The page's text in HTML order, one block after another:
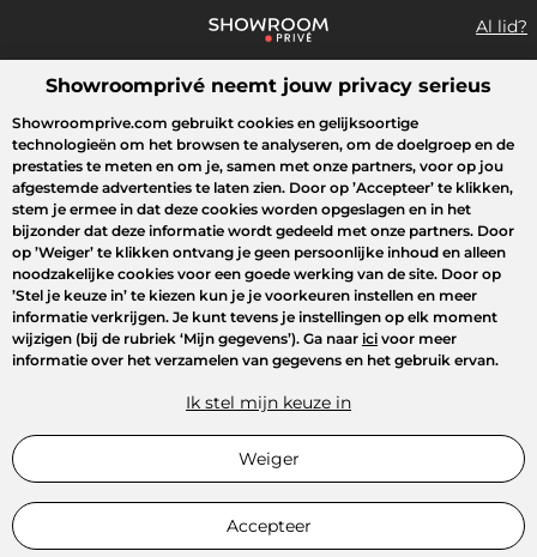
Al lid?
Wat zoek je?
Overzicht sales Sport Fashion Kids Beauty Lifestyle
Showroomprivé neemt jouw privacy serieus
Showroomprive.com gebruikt cookies en gelijksoortige
technologieën om het browsen te analyseren, om de doelgroep en de
prestaties te meten en om je, samen met onze partners, voor op jou
afgestemde advertenties te laten zien. Door op ’Accepteer’ te klikken,
stem je ermee in dat deze cookies worden opgeslagen en in het
bijzonder dat deze informatie wordt gedeeld met onze partners. Door
op ’Weiger’ te klikken ontvang je geen persoonlijke inhoud en alleen
noodzakelijke cookies voor een goede werking van de site. Door op
’Stel je keuze in’ te kiezen kun je je voorkeuren instellen en meer
informatie verkrijgen. Je kunt tevens je instellingen op elk moment
wijzigen (bij de rubriek ‘Mijn gegevens’). Ga naar ici voor meer
informatie over het verzamelen van gegevens en het gebruik ervan.
Ik stel mijn keuze in
Weiger
Accepteer